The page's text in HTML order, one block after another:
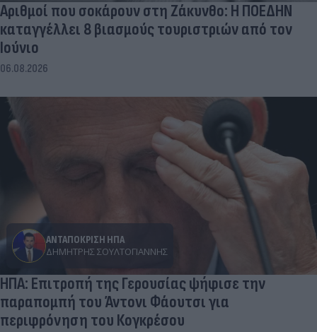
Αριθμοί που σοκάρουν στη Ζάκυνθο: Η ΠΟΕΔΗΝ
καταγγέλλει 8 βιασμούς τουριστριών από τον
Ιούνιο
06.08.2026
ΑΝΤΑΠΟΚΡΙΣΗ ΗΠΑ
ΔΗΜΉΤΡΗΣ ΣΟΥΛΤΟΓΙΆΝΝΗΣ
ΗΠΑ: Επιτροπή της Γερουσίας ψήφισε την
παραπομπή του Άντονι Φάουτσι για
περιφρόνηση του Κογκρέσου